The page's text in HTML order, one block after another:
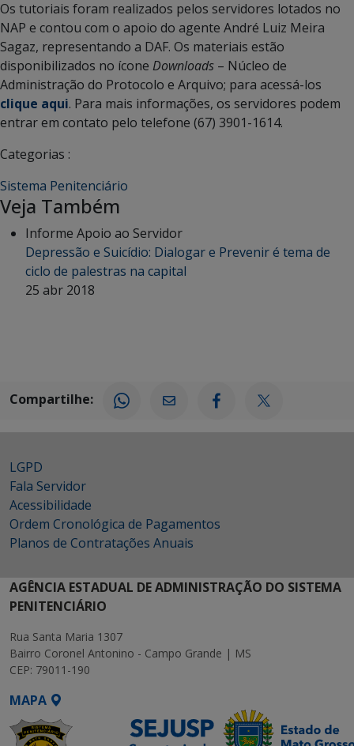
Os tutoriais foram realizados pelos servidores lotados no
NAP e contou com o apoio do agente André Luiz Meira
Sagaz, representando a DAF. Os materiais estão
disponibilizados no ícone Downloads – Núcleo de
Administração do Protocolo e Arquivo; para acessá-los
clique aqui. Para mais informações, os servidores podem
entrar em contato pelo telefone (67) 3901-1614.
Categorias :
Sistema Penitenciário
Veja Também
Informe Apoio ao Servidor
Depressão e Suicídio: Dialogar e Prevenir é tema de
ciclo de palestras na capital
25 abr 2018
Compartilhe:
LGPD
Fala Servidor
Acessibilidade
Ordem Cronológica de Pagamentos
Planos de Contratações Anuais
AGÊNCIA ESTADUAL DE ADMINISTRAÇÃO DO SISTEMA
PENITENCIÁRIO
Rua Santa Maria 1307
Bairro Coronel Antonino - Campo Grande | MS
CEP: 79011-190
MAPA